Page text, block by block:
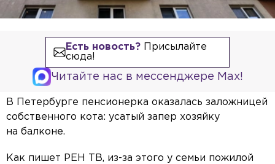
Есть новость?Присылайте
сюда!
Читайте нас в мессенджере Max!
В Петербурге пенсионерка оказалась заложницей
собственного кота: усатый запер хозяйку
на балконе.
Как пишет РЕН ТВ, из-за этого у семьи пожилой